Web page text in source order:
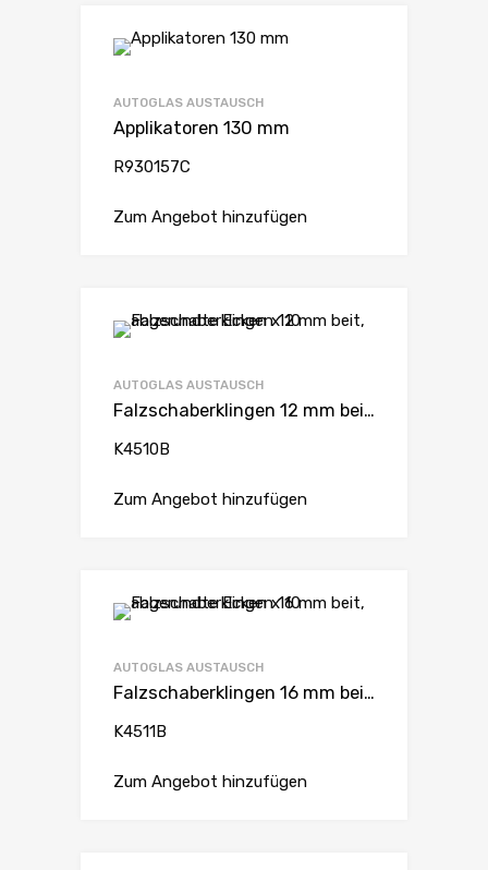
AUTOGLAS AUSTAUSCH
Applikatoren 130 mm
R930157C
Zum Angebot hinzufügen
AUTOGLAS AUSTAUSCH
Falzschaberklingen 12 mm beit, abgerundte Ecken x 10
K4510B
Zum Angebot hinzufügen
AUTOGLAS AUSTAUSCH
Falzschaberklingen 16 mm beit, abgerundte Ecken x 10
K4511B
Zum Angebot hinzufügen